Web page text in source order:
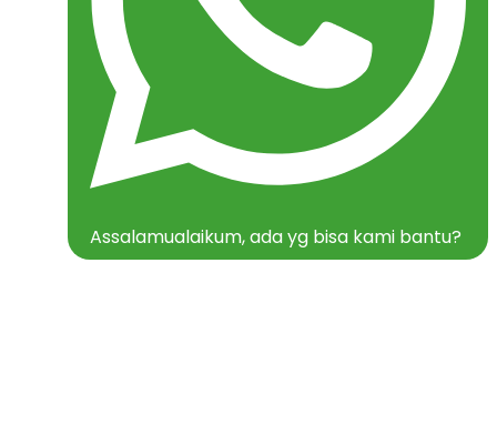
Assalamualaikum, ada yg bisa kami bantu?